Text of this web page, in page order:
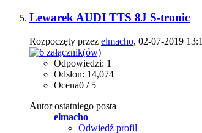
Lewarek AUDI TTS 8J S-tronic
Rozpoczęty przez elmacho, 02-07-2019
Odpowiedzi: 1
Odsłon: 14,074
Ocena0 / 5
Autor ostatniego posta
elmacho
Odwiedź profil